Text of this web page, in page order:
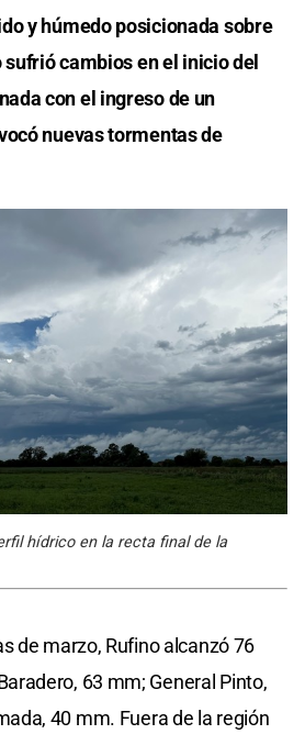
y húmedo posicionada sobre
cambios en el inicio del
con el ingreso de un
nuevas tormentas de
hídrico en la recta final de la
de marzo, Rufino alcanzó 76
63 mm; General Pinto,
40 mm. Fuera de la región